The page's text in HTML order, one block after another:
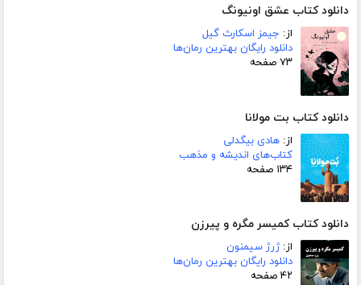
دانلود کتاب عشق اونیونگ
از: جیمز اسکارث گیل
دانلود رایگان بهترین رمان‌ها
۷۳ صفحه
دانلود کتاب بت مولانا
از: هادی بیگدلی
کتاب‌های اندیشه و مذهب
۱۳۴ صفحه
دانلود کتاب کمیسر مگره و پیرزن
از:ژرژ سیمنون
دانلود رایگان بهترین رمان‌ها
۴۲ صفحه